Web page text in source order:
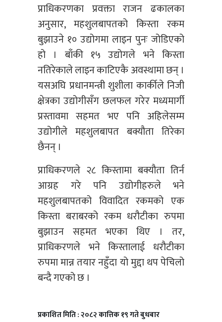
प्राधिकरणका प्रवक्ता राजन ढकालका
अनुसार, महशुलबापतको किस्ता रकम
बुझाउने १० उद्योगमा लाइन पुनः जोडिएको
हो । बाँकी १५ उद्योगले भने किस्ता
नतिरेकाले लाइन काटिएकै अवस्थामा छन् ।
यसअघि प्रधानमन्त्री शुशीला कार्कीले निजी
क्षेत्रका उद्योगीसँग छलफल गरेर मध्यमार्गी
प्रस्तावमा सहमत भए पनि अहिलेसम्म
उद्योगीले महशुलबापत बक्यौता तिरेका
छैनन् ।
प्राधिकरणले २८ किस्तामा बक्यौता तिर्न
आग्रह गरे पनि उद्योगीहरुले भने
महशुलबापतको विवादित रकमको एक
किस्ता बराबरको रकम धरौटीका रुपमा
बुझाउन सहमत भएका थिए । तर,
प्राधिकरणले भने किस्तालाई धरौटीका
रुपमा मान्न तयार नहुँदा यो मुद्दा थप पेचिलो
बन्दै गएको छ ।
प्रकाशित मिति : २०८२ कात्तिक १९ गते बुधबार